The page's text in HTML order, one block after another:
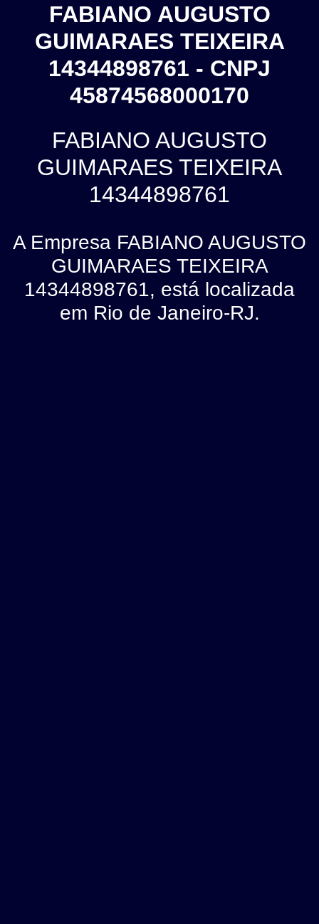
FABIANO AUGUSTO
GUIMARAES TEIXEIRA
14344898761 - CNPJ
45874568000170
FABIANO AUGUSTO
GUIMARAES TEIXEIRA
14344898761
A Empresa FABIANO AUGUSTO
GUIMARAES TEIXEIRA
14344898761, está localizada
em Rio de Janeiro-RJ.